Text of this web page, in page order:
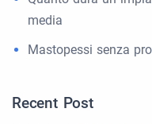
media
Mastopessi senza
Recent Post